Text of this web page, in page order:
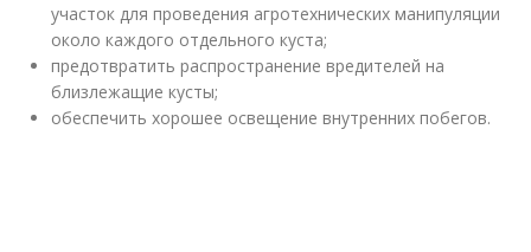
участок для проведения агротехнических манипуляции
около каждого отдельного куста;
предотвратить распространение вредителей на
близлежащие кусты;
обеспечить хорошее освещение внутренних побегов.